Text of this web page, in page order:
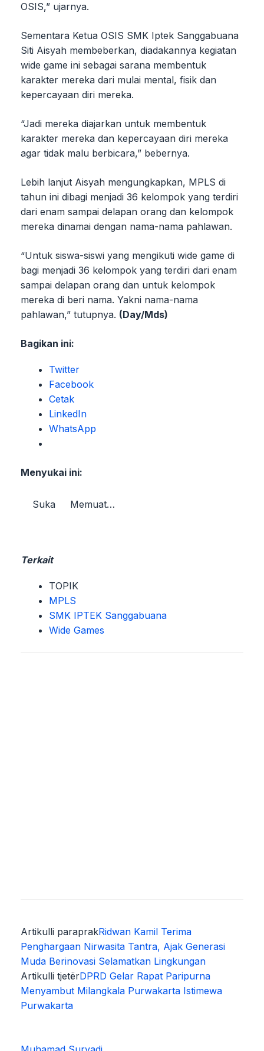
OSIS,” ujarnya.
Sementara Ketua OSIS SMK Iptek Sanggabuana
Siti Aisyah membeberkan, diadakannya kegiatan
wide game ini sebagai sarana membentuk
karakter mereka dari mulai mental, fisik dan
kepercayaan diri mereka.
“Jadi mereka diajarkan untuk membentuk
karakter mereka dan kepercayaan diri mereka
agar tidak malu berbicara,” bebernya.
Lebih lanjut Aisyah mengungkapkan, MPLS di
tahun ini dibagi menjadi 36 kelompok yang terdiri
dari enam sampai delapan orang dan kelompok
mereka dinamai dengan nama-nama pahlawan.
“Untuk siswa-siswi yang mengikuti wide game di
bagi menjadi 36 kelompok yang terdiri dari enam
sampai delapan orang dan untuk kelompok
mereka di beri nama. Yakni nama-nama
pahlawan,” tutupnya. (Day/Mds)
Bagikan ini:
Twitter
Facebook
Cetak
LinkedIn
WhatsApp
Menyukai ini:
Suka Memuat…
Terkait
TOPIK
MPLS
SMK IPTEK Sanggabuana
Wide Games
Artikulli paraprakRidwan Kamil Terima
Penghargaan Nirwasita Tantra, Ajak Generasi
Muda Berinovasi Selamatkan Lingkungan
Artikulli tjetërDPRD Gelar Rapat Paripurna
Menyambut Milangkala Purwakarta Istimewa
Purwakarta